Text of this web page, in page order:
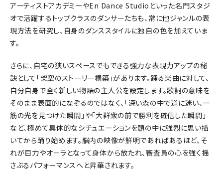
アーティストアカデミーやEn Dance Studioといった名門スタジ
オで活躍するトップクラスのダンサーたちも、常に他ジャンルの表
現方法を研究し、自身のダンススタイルに独自の色を加えていま
す。
さらに、自宅の狭いスペースでもできる強力な表現力アップの秘
訣として「架空のストーリー構築」があります。踊る楽曲に対して、
自分自身で全く新しい物語の主人公を設定します。歌詞の意味を
そのまま表面的になぞるのではなく、「深い森の中で道に迷い、一
筋の光を見つけた瞬間」や「大群衆の前で勝利を確信した瞬間」
など、極めて具体的なシチュエーションを頭の中に強烈に思い描
いてから踊り始めます。脳内の映像が鮮明であればあるほど、そ
れが目力やオーラとなって身体から放たれ、審査員の心を強く揺
さぶるパフォーマンスへと昇華されます。